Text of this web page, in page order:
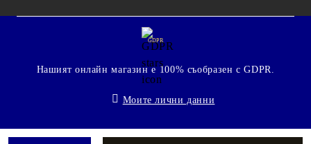
GDPR
Нашият онлайн магазин е 100% съобразен с GDPR.
Моите лични данни